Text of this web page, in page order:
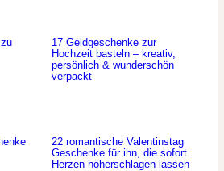
17 Geldgeschenke zur
Hochzeit basteln – kreativ,
persönlich & wunderschön
verpackt
22 romantische Valentinstag
Geschenke für ihn, die sofort
Herzen höherschlagen lassen